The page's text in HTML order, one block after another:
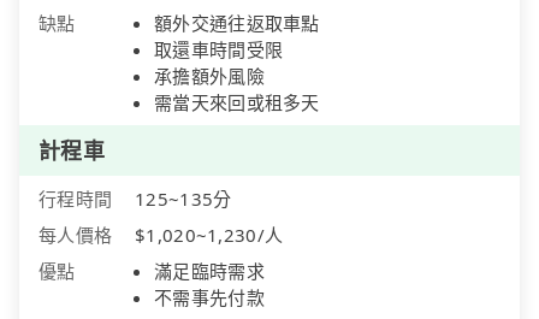
缺點
額外交通往返取車點
取還車時間受限
承擔額外風險
需當天來回或租多天
計程車
行程時間
125~135分
每人價格
$1,020~1,230/人
優點
滿足臨時需求
不需事先付款